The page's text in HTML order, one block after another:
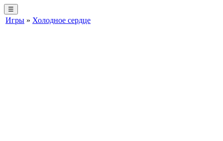
☰
Игры » Холодное сердце